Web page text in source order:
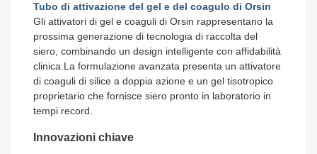
Tubo di attivazione del gel e del coagulo di Orsin
Gli attivatori di gel e coaguli di Orsin rappresentano la
prossima generazione di tecnologia di raccolta del
siero, combinando un design intelligente con affidabilità
clinica.La formulazione avanzata presenta un attivatore
di coaguli di silice a doppia azione e un gel tisotropico
proprietario che fornisce siero pronto in laboratorio in
tempi record.
Innovazioni chiave